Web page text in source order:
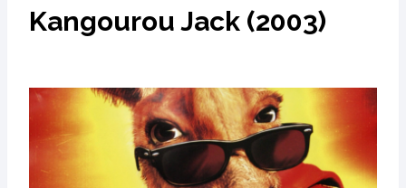
Kangourou Jack (2003)